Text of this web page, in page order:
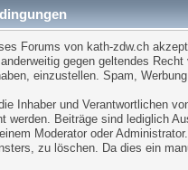
Forums von kath-zdw.ch
gegen geltendes
einzustellen. Spam,
Inhaber und Verantwortlichen
werden. Beiträge sind lediglich
Moderator oder
zu löschen. Da dies ein